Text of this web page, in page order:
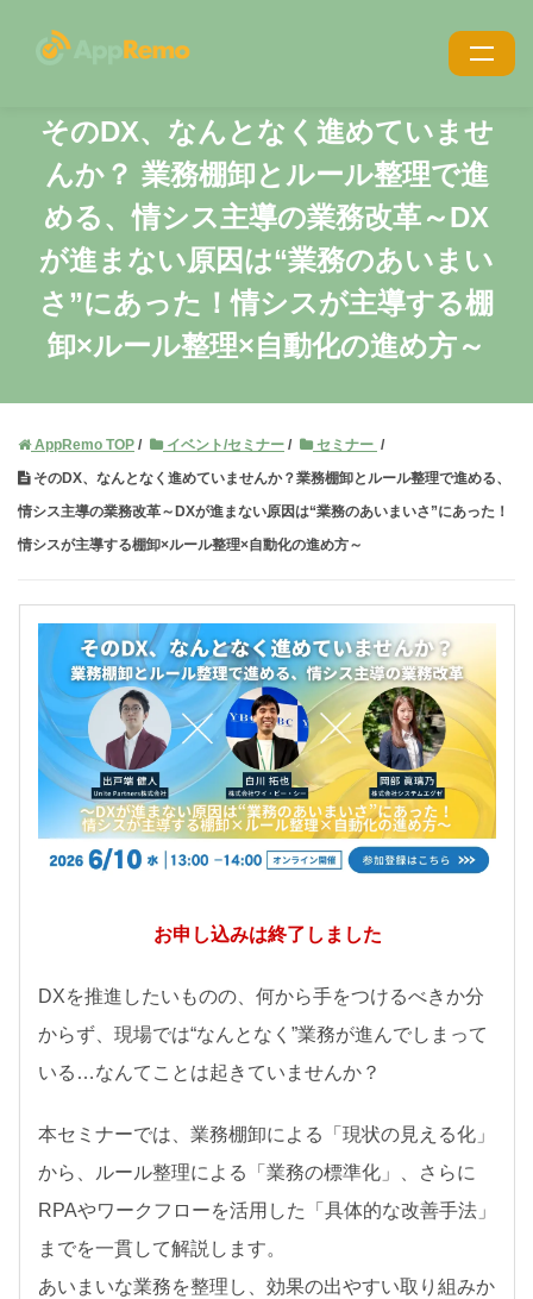
特長
機能
利用シーン
導入事例
導入・サポート
ブログ
お役立ち資料
お知らせ
パートナー募集
製品紹介デモ
そのDX、なんとなく進めていませ
んか？ 業務棚卸とルール整理で進
める、情シス主導の業務改革～DX
が進まない原因は“業務のあいまい
さ”にあった！情シスが主導する棚
卸×ルール整理×自動化の進め方～
AppRemo TOP イベント/セミナー
セミナー
そのDX、なんとなく進めていませんか？業務棚卸とルール整理で進める、
情シス主導の業務改革～DXが進まない原因は“業務のあいまいさ”にあった！
情シスが主導する棚卸×ルール整理×自動化の進め方～
お申し込みは終了しました
DXを推進したいものの、何から手をつけるべきか分
からず、現場では“なんとなく”業務が進んでしまって
いる…なんてことは起きていませんか？
本セミナーでは、業務棚卸による「現状の見える化」
から、ルール整理による「業務の標準化」、さらに
RPAやワークフローを活用した「具体的な改善手法」
までを一貫して解説します。
あいまいな業務を整理し、効果の出やすい取り組みか